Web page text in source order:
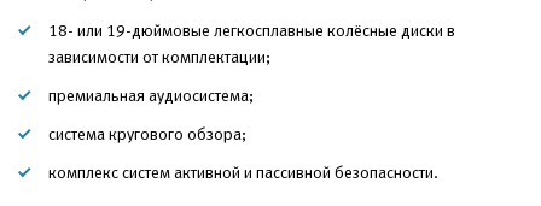
18- или 19-дюймовые легкосплавные колёсные диски в
зависимости от комплектации;
премиальная аудиосистема;
система кругового обзора;
комплекс систем активной и пассивной безопасности.